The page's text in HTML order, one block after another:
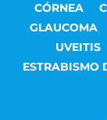
CÓRNEA
GLAUCOMA
UVEITIS
ESTRABISMO